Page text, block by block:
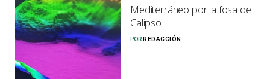
Mediterráneo por la fosa de
Calipso
POR REDACCIÓN